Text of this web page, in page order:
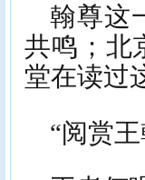
翰尊这
共鸣；北
堂在读过
“阅赏